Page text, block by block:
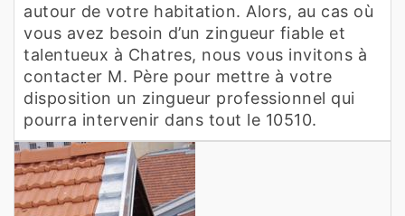
autour de votre habitation. Alors, au cas où
vous avez besoin d’un zingueur fiable et
talentueux à Chatres, nous vous invitons à
contacter M. Père pour mettre à votre
disposition un zingueur professionnel qui
pourra intervenir dans tout le 10510.